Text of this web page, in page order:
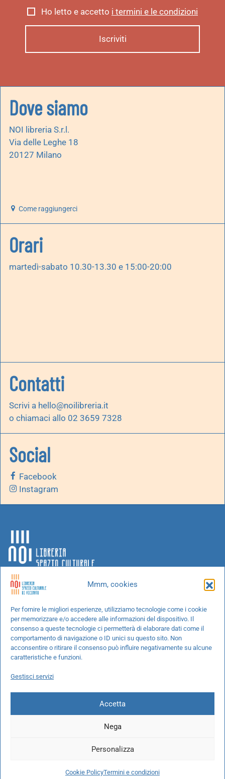
Mmm, cookies
Per fornire le migliori esperienze, utilizziamo tecnologie come i cookie
per memorizzare e/o accedere alle informazioni del dispositivo. Il
consenso a queste tecnologie ci permetterà di elaborare dati come il
comportamento di navigazione o ID unici su questo sito. Non
acconsentire o ritirare il consenso può influire negativamente su alcune
caratteristiche e funzioni.
Gestisci servizi
Accetta
Nega
Personalizza
Cookie PolicyTermini e condizioni
Ho letto e accetto i termini e le condizioni
Dove siamo
NOI libreria S.r.l.
Via delle Leghe 18
20127 Milano
Come raggiungerci
Orari
martedì-sabato 10.30-13.30 e 15:00-20:00
Contatti
Scrivi a hello@noilibreria.it
o chiamaci allo 02 3659 7328
Social
Facebook
Instagram
Chi siamo
Progetti speciali
Richiedi un libro
Spedizioni
Cookie Policy
10694580969
IT37L0503401651000000004422